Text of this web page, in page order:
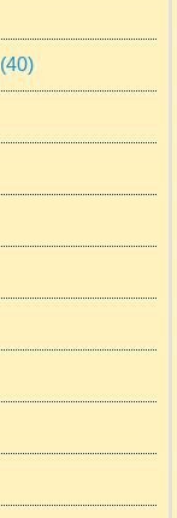
(40)